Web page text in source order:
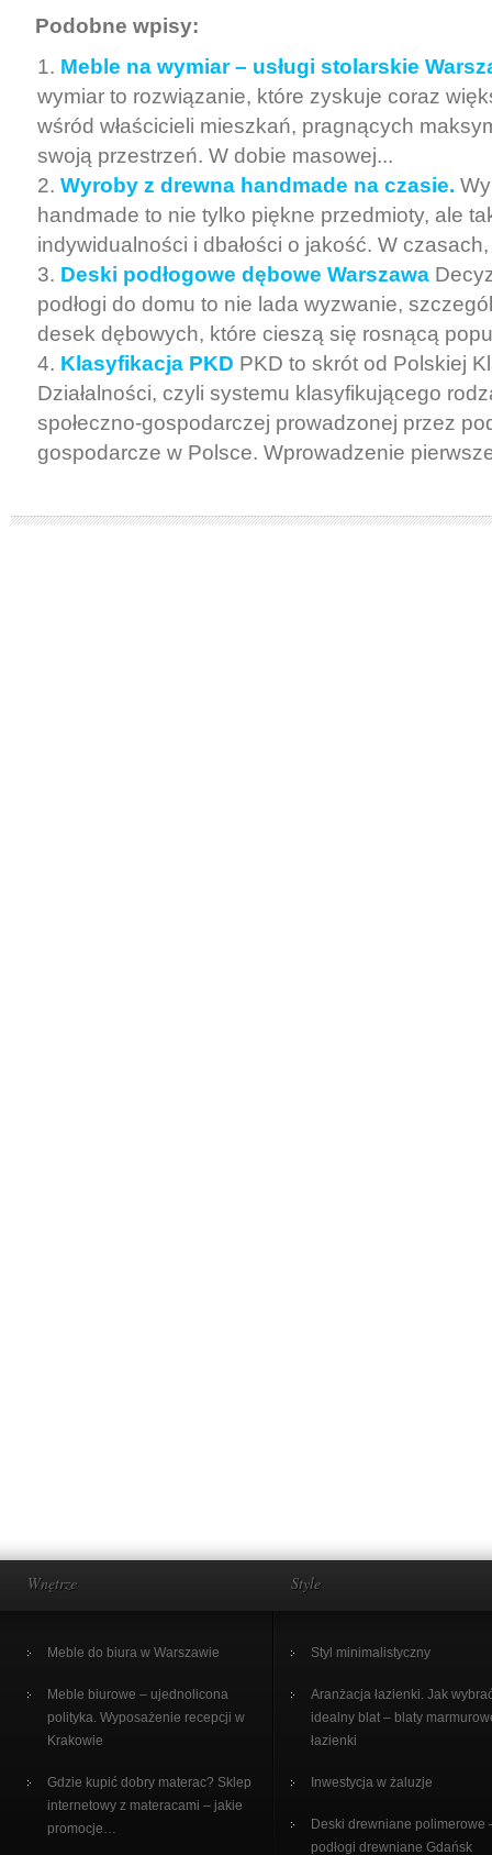
Podobne wpisy:
Meble na wymiar – usługi stolarskie
wymiar to rozwiązanie, które zyskuje coraz
wśród właścicieli mieszkań, pragnących
swoją przestrzeń. W dobie masowej...
Wyroby z drewna handmade na czasie.
handmade to nie tylko piękne przedmioty, ale
indywidualności i dbałości o jakość. W
Deski podłogowe dębowe Warszawa
podłogi do domu to nie lada wyzwanie,
desek dębowych, które cieszą się rosnącą
Klasyfikacja PKD PKD to skrót od Polskiej
Działalności, czyli systemu klasyfikującego
społeczno-gospodarczej prowadzonej przez
gospodarcze w Polsce. Wprowadzenie
Wnętrze
Meble do biura w Warszawie
Meble biurowe – ujednolicona
polityka. Wyposażenie recepcji w
Krakowie
Gdzie kupić dobry materac? Sklep
internetowy z materacami – jakie
promocje…
Style
Styl minimalistyczny
Aranżacja łazienki. Jak
idealny blat – blaty
łazienki
Inwestycja w żaluzje
Deski drewniane polimerowe
podłogi drewniane Gdańsk